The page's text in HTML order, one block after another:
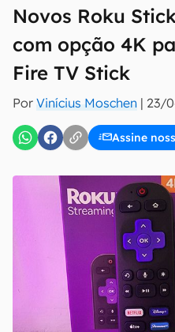
Novos Roku
com opção 4K
Fire TV Stick
Por Vinícius Moschen | 23/
Assine
E-mail
Uso e Política de